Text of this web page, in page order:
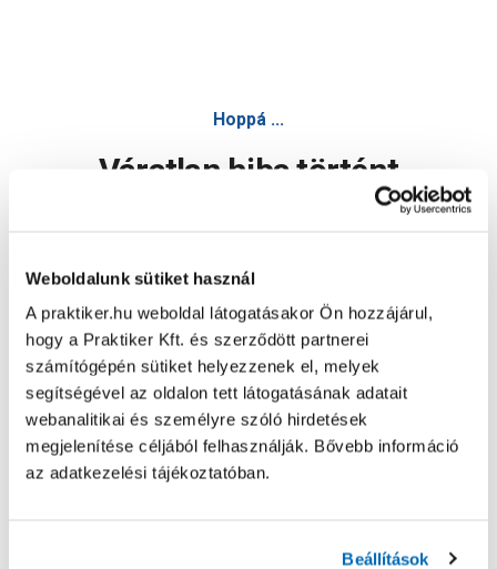
Weboldalunk sütiket használ
A praktiker.hu weboldal látogatásakor Ön hozzájárul,
hogy a Praktiker Kft. és szerződött partnerei
számítógépén sütiket helyezzenek el, melyek
segítségével az oldalon tett látogatásának adatait
webanalitikai és személyre szóló hirdetések
megjelenítése céljából felhasználják. Bővebb információ
az adatkezelési tájékoztatóban.
Beállítások
Hoppá ...
Váratlan hiba történt
Oldal újratöltése